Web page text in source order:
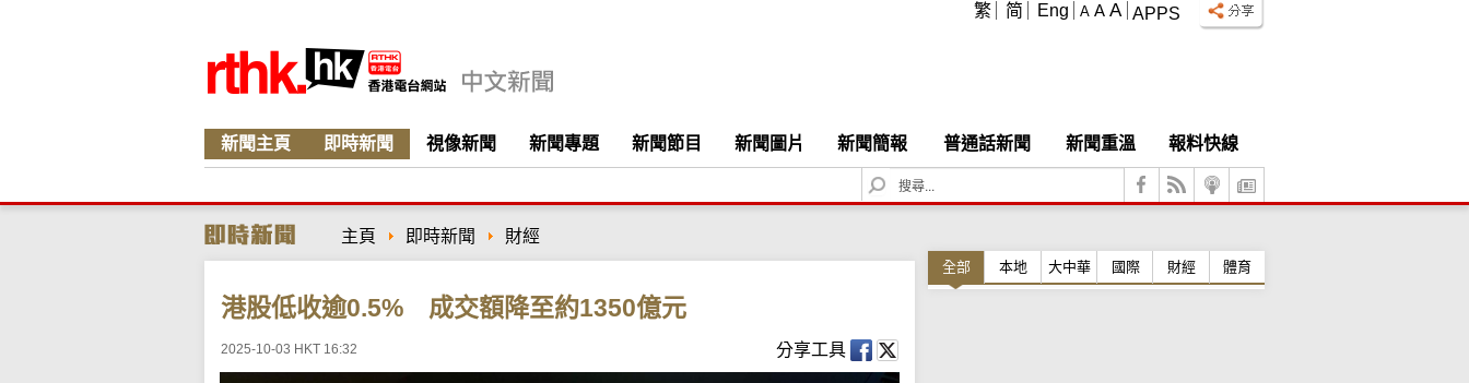
APPS
A A A
繁 简 Eng
新聞主頁 即時新聞 視像新聞 新聞專題 新聞節目 新聞圖片 新聞簡報 普通話新聞 新聞重溫
報料快線
S
e
c
主頁 即時新聞 財經
港股低收逾0.5% 成交額降至約1350億元
2025-10-03 HKT 16:32 分享工具
全部 本地 大中華 國際 財經 體育